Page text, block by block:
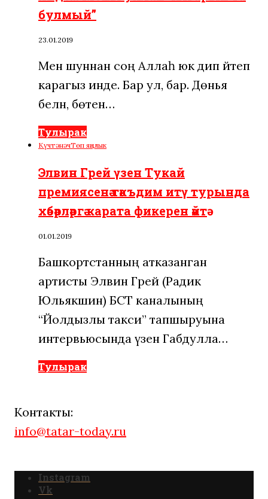
булмый”
23.01.2019
Менә шуннан соң Аллаһ юк дип әйтеп
карагыз инде. Бар ул, бар. Дөнья
белән, бөтен…
Тулырак
КүчтәнәчТөп яңалык
Элвин Грей үзен Тукай
премиясенә тәкъдим итү турында
хәбәрләргә карата фикерен әйтә
01.01.2019
Башкортстанның атказанган
артисты Элвин Грей (Радик
Юльякшин) БСТ каналының
“Йолдызлы такси” тапшыруына
интервьюсында үзен Габдулла…
Тулырак
Контакты:
info@tatar-today.ru
Instagram
Vk